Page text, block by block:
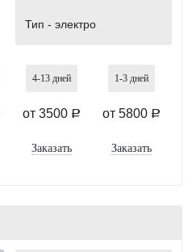
Тип - электро
4-13 дней
от 3500 a
Заказать
1-3 дней
от 5800 a
Заказать